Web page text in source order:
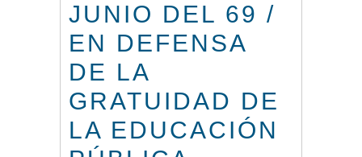
JUNIO DEL 69 /
EN DEFENSA
DE LA
GRATUIDAD DE
LA EDUCACIÓN